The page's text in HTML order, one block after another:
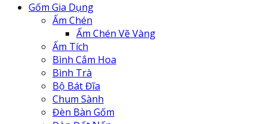
Gốm Gia Dụng
Ấm Chén
Ấm Chén Vẽ Vàng
Ấm Tích
Bình Cắm Hoa
Bình Trà
Bộ Bát Đĩa
Chum Sành
Đèn Bàn Gốm